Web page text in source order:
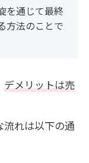
を通じて最終
方法のことで
デメリットは売
れは以下の通